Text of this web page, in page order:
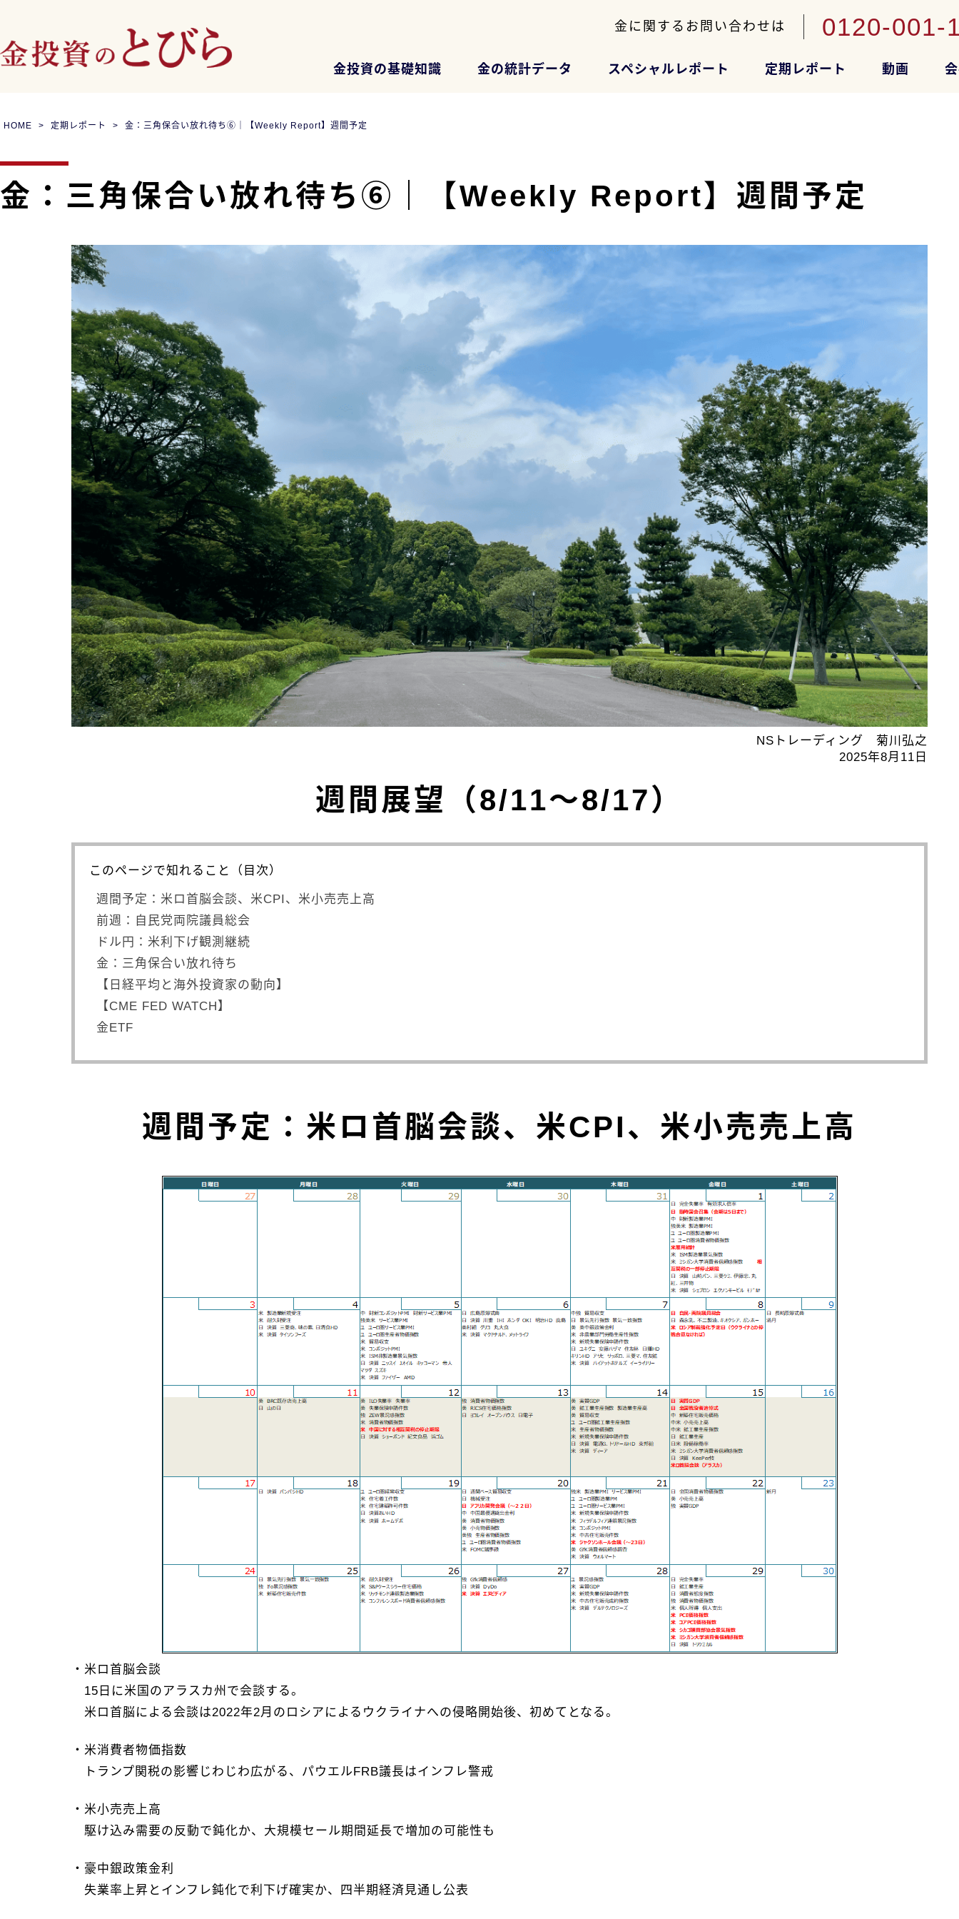
金に関するお問い合わせは 0120-001-
金投資の基礎知識 金の統計データ スペシャルレポート 定期レポート 動画
HOME 定期レポート 金：三角保合い放れ待ち⑥｜【Weekly Report】週間予定
金：三角保合い放れ待ち⑥｜【Weekly Report】週間予定
NSトレーディング 菊川弘之
2025年8月11日
週間展望（8/11～8/17）
このページで知れること（目次）
週間予定：米ロ首脳会談、米CPI、米小売売上高
前週：自民党両院議員総会
ドル円：米利下げ観測継続
金：三角保合い放れ待ち
【日経平均と海外投資家の動向】
【CME FED WATCH】
金ETF
週間予定：米ロ首脳会談、米CPI、米小売売上高
・米ロ首脳会談
15日に米国のアラスカ州で会談する。
米ロ首脳による会談は2022年2月のロシアによるウクライナへの侵略開始後、初めてとなる。
・米消費者物価指数
トランプ関税の影響じわじわ広がる、パウエルFRB議長はインフレ警戒
・米小売売上高
駆け込み需要の反動で鈍化か、大規模セール期間延長で増加の可能性も
・豪中銀政策金利
失業率上昇とインフレ鈍化で利下げ確実か、四半期経済見通し公表